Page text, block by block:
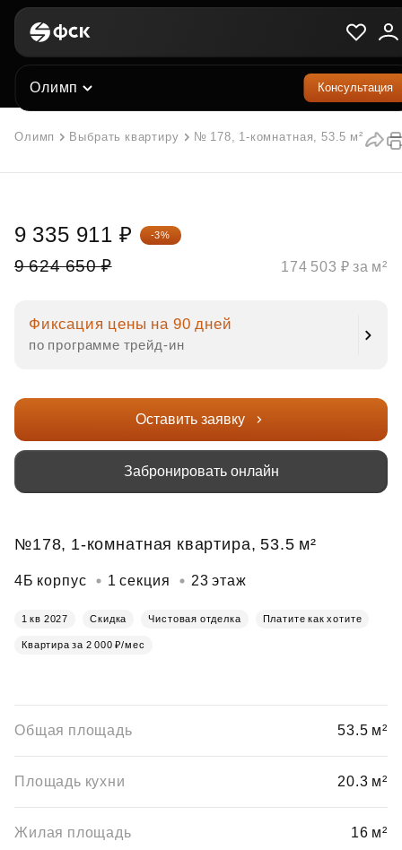
Олимп Консультация
Олимп Выбрать квартиру № 178, 1-комнатная, 53.5 м²
9 624 650 ₽
9 335 911 ₽ -3%
Фиксация цены на 90 дней
по программе трейд‑ин
174 503 ₽ за м²
Оставить заявку
Забронировать онлайн
№178, 1-комнатная квартира, 53.5 м²
4Б корпус 1 секция 23 этаж
1 кв 2027 Скидка Чистовая отделка Платите как хотите
Квартира за 2 000 ₽/мес
Общая площадь 53.5 м²
Площадь кухни 20.3 м²
Жилая площадь 16 м²